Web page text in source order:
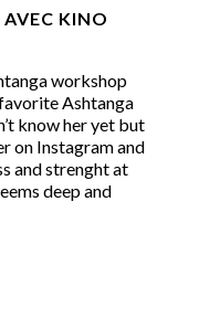
AVEC KINO
workshop
Ashtanga
know her yet but
on Instagram and
and strenght at
deep and